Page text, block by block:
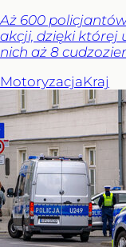
Aż 600
akcji, dzięki której
nich aż 8
MotoryzacjaKraj